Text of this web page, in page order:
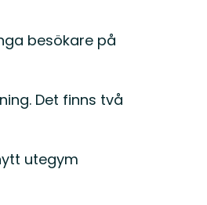
besökare på
Det finns två
utegym